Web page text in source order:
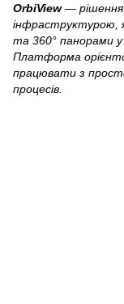
OrbiView— рішення
інфраструктурою,
та 360° панорами
Платформа
працювати з
процесів.